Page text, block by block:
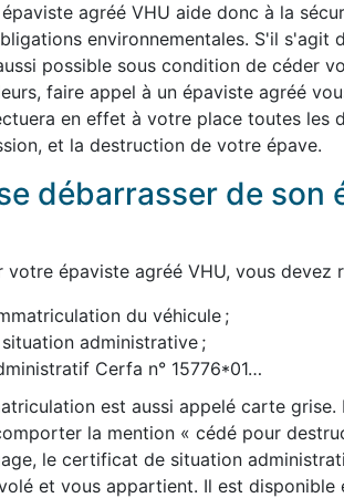
agréé VHU aide donc à la
environnementales. S'il s'agit
possible sous condition de céder
faire appel à un épaviste agréé
en effet à votre place toutes les
et la destruction de votre épave.
débarrasser de son
épaviste agréé VHU, vous devez
du véhicule ;
administrative ;
Cerfa n° 15776*01…
est aussi appelé carte
la mention « cédé pour
le certificat de situation
et vous appartient. Il est disponible